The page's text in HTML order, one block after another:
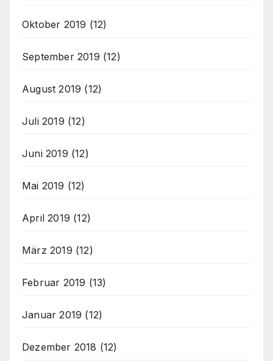
Oktober 2019 (12)
September 2019 (12)
August 2019 (12)
Juli 2019 (12)
Juni 2019 (12)
Mai 2019 (12)
April 2019 (12)
März 2019 (12)
Februar 2019 (13)
Januar 2019 (12)
Dezember 2018 (12)